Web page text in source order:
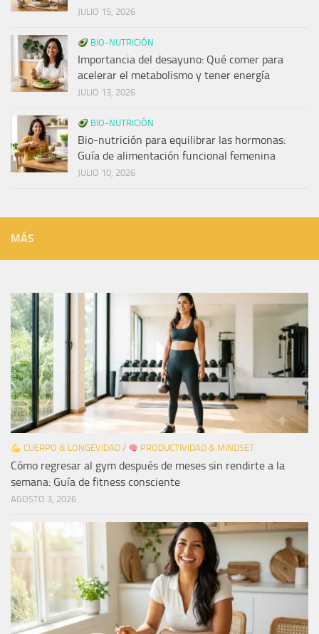
JULIO 15, 2026
BIO-NUTRICIÓN
Importancia del desayuno: Qué comer para
acelerar el metabolismo y tener energía
JULIO 13, 2026
BIO-NUTRICIÓN
Bio-nutrición para equilibrar las hormonas:
Guía de alimentación funcional femenina
JULIO 10, 2026
MÁS
CUERPO & LONGEVIDAD/ PRODUCTIVIDAD & MINDSET
Cómo regresar al gym después de meses sin rendirte a la
semana: Guía de fitness consciente
AGOSTO 3, 2026